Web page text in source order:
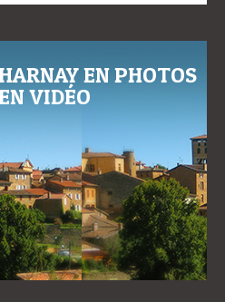
EN PHOTOS
VIDÉO